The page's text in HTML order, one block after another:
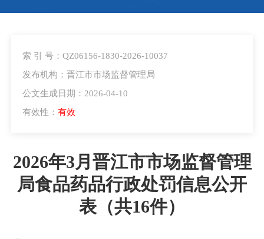
索 引 号：QZ06156-1830-2026-10037
发布机构：晋江市市场监督管理局
公文生成日期：2026-04-10
有效性： 有效
2026年3月晋江市市场监督管理
局食品药品行政处罚信息公开
表（共16件）